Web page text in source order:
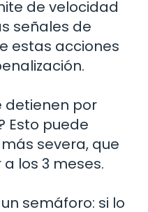
de velocidad
señales de
estas acciones
detienen por
Esto puede
severa, que
los 3 meses.
semáforo: si lo